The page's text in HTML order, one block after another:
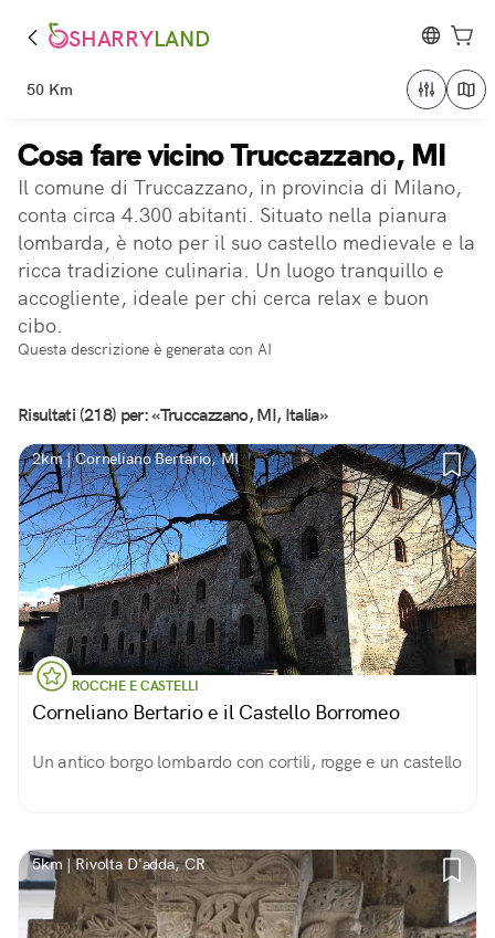
SHARRYLAND
50 Km
Cosa fare vicino Truccazzano, MI
Il comune di Truccazzano, in provincia di Milano,
conta circa 4.300 abitanti. Situato nella pianura
lombarda, è noto per il suo castello medievale e la
ricca tradizione culinaria. Un luogo tranquillo e
accogliente, ideale per chi cerca relax e buon
cibo.
Questa descrizione è generata con AI
Risultati (218) per: «Truccazzano, MI, Italia»
2km | Corneliano Bertario, MI
ROCCHE E CASTELLI
Corneliano Bertario e il Castello Borromeo
Un antico borgo lombardo con cortili, rogge e un castello
5km | Rivolta D'adda, CR